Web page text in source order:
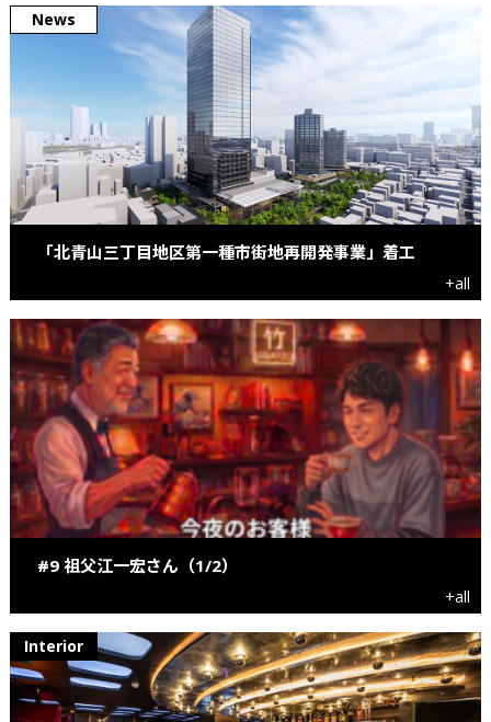
News
「北⻘山三丁目地区第一種市街地再開発事業」着工
+all
#9 祖父江一宏さん（1/2）
+all
Interior